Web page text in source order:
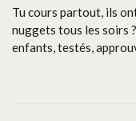
Tu cours partout, ils
nuggets tous les soirs
enfants, testés,